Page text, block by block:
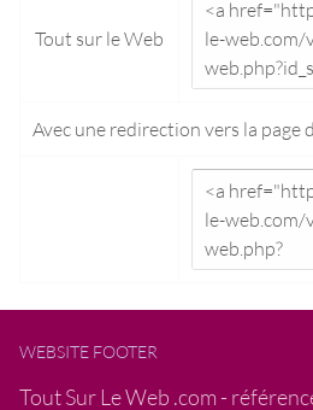
Tout sur le Web
Avec une redirection vers la page
WEBSITE FOOTER
Tout Sur Le Web .com -